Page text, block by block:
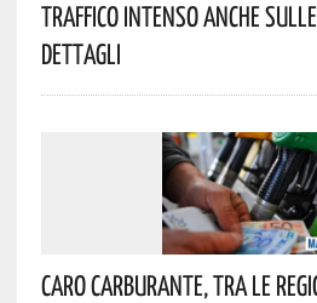
Traffico Intenso Anche
Dettagli
Caro Carburante, Tra Le